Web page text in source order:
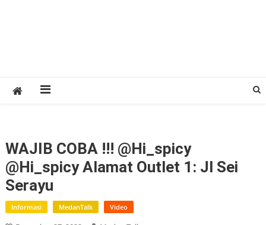
WAJIB COBA !!! @hi_spicy
@hi_spicy Alamat Outlet 1: Jl Sei
Serayu
Informasi MedanTalk Video